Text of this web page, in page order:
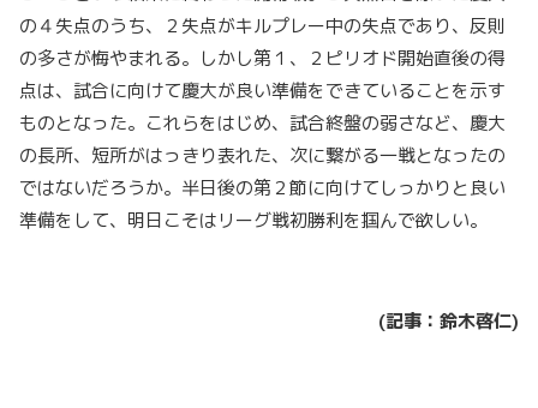
の４失点のうち、２失点がキルプレー中の失点であり、反則
の多さが悔やまれる。しかし第１、２ピリオド開始直後の得
点は、試合に向けて慶大が良い準備をできていることを示す
ものとなった。これらをはじめ、試合終盤の弱さなど、慶大
の長所、短所がはっきり表れた、次に繋がる一戦となったの
ではないだろうか。半日後の第２節に向けてしっかりと良い
準備をして、明日こそはリーグ戦初勝利を掴んで欲しい。
(記事：鈴木啓仁)